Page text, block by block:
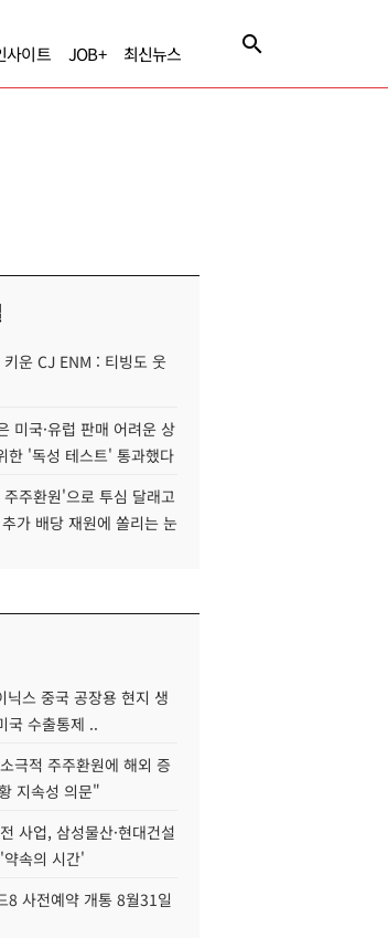
사이트 JOB+ 최신뉴스
운 CJ ENM : 티빙도 웃
미국·유럽 판매 어려운 상
한 '독성 테스트' 통과했다
주환원'으로 투심 달래고
가 배당 재원에 쏠리는 눈
스 중국 공장용 현지 생
국 수출통제 ..
극적 주주환원에 해외 증
지속성 의문"
사업, 삼성물산·현대건설
약속의 시간'
8 사전예약 개통 8월31일